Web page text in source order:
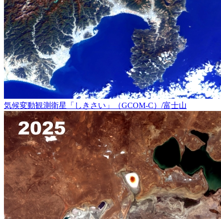
気候変動観測衛星「しきさい」（GCOM-C）/富士山